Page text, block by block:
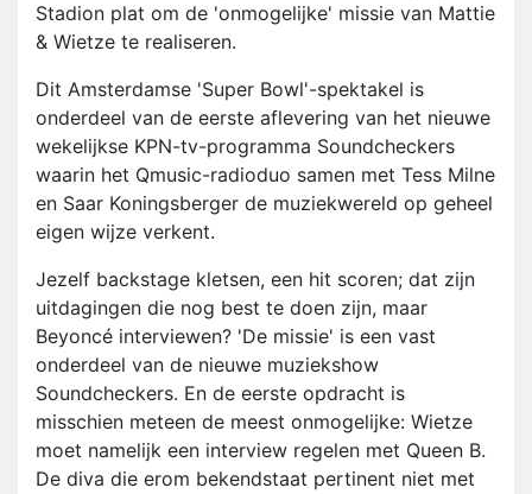
Stadion plat om de 'onmogelijke' missie van Mattie
& Wietze te realiseren.
Dit Amsterdamse 'Super Bowl'-spektakel is
onderdeel van de eerste aflevering van het nieuwe
wekelijkse KPN-tv-programma Soundcheckers
waarin het Qmusic-radioduo samen met Tess Milne
en Saar Koningsberger de muziekwereld op geheel
eigen wijze verkent.
Jezelf backstage kletsen, een hit scoren; dat zijn
uitdagingen die nog best te doen zijn, maar
Beyoncé interviewen? 'De missie' is een vast
onderdeel van de nieuwe muziekshow
Soundcheckers. En de eerste opdracht is
misschien meteen de meest onmogelijke: Wietze
moet namelijk een interview regelen met Queen B.
De diva die erom bekendstaat pertinent niet met